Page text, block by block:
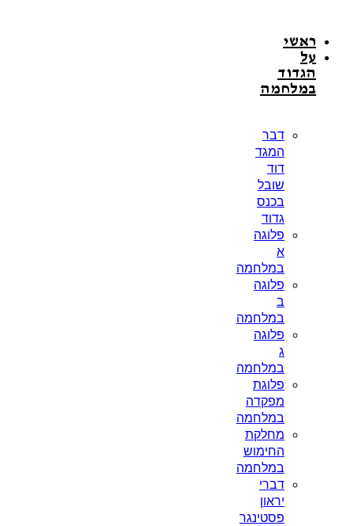
ראשי
על
הגדוד
במלחמה
דבר
המגד
דוד
שובל
בכנס
גדוד
פלוגה
א
במלחמה
פלוגה
ב
במלחמה
פלוגה
ג
במלחמה
פלוגת
מפקדה
במלחמה
מחלקת
החימוש
במלחמה
דברי
יראון
פסטינגר